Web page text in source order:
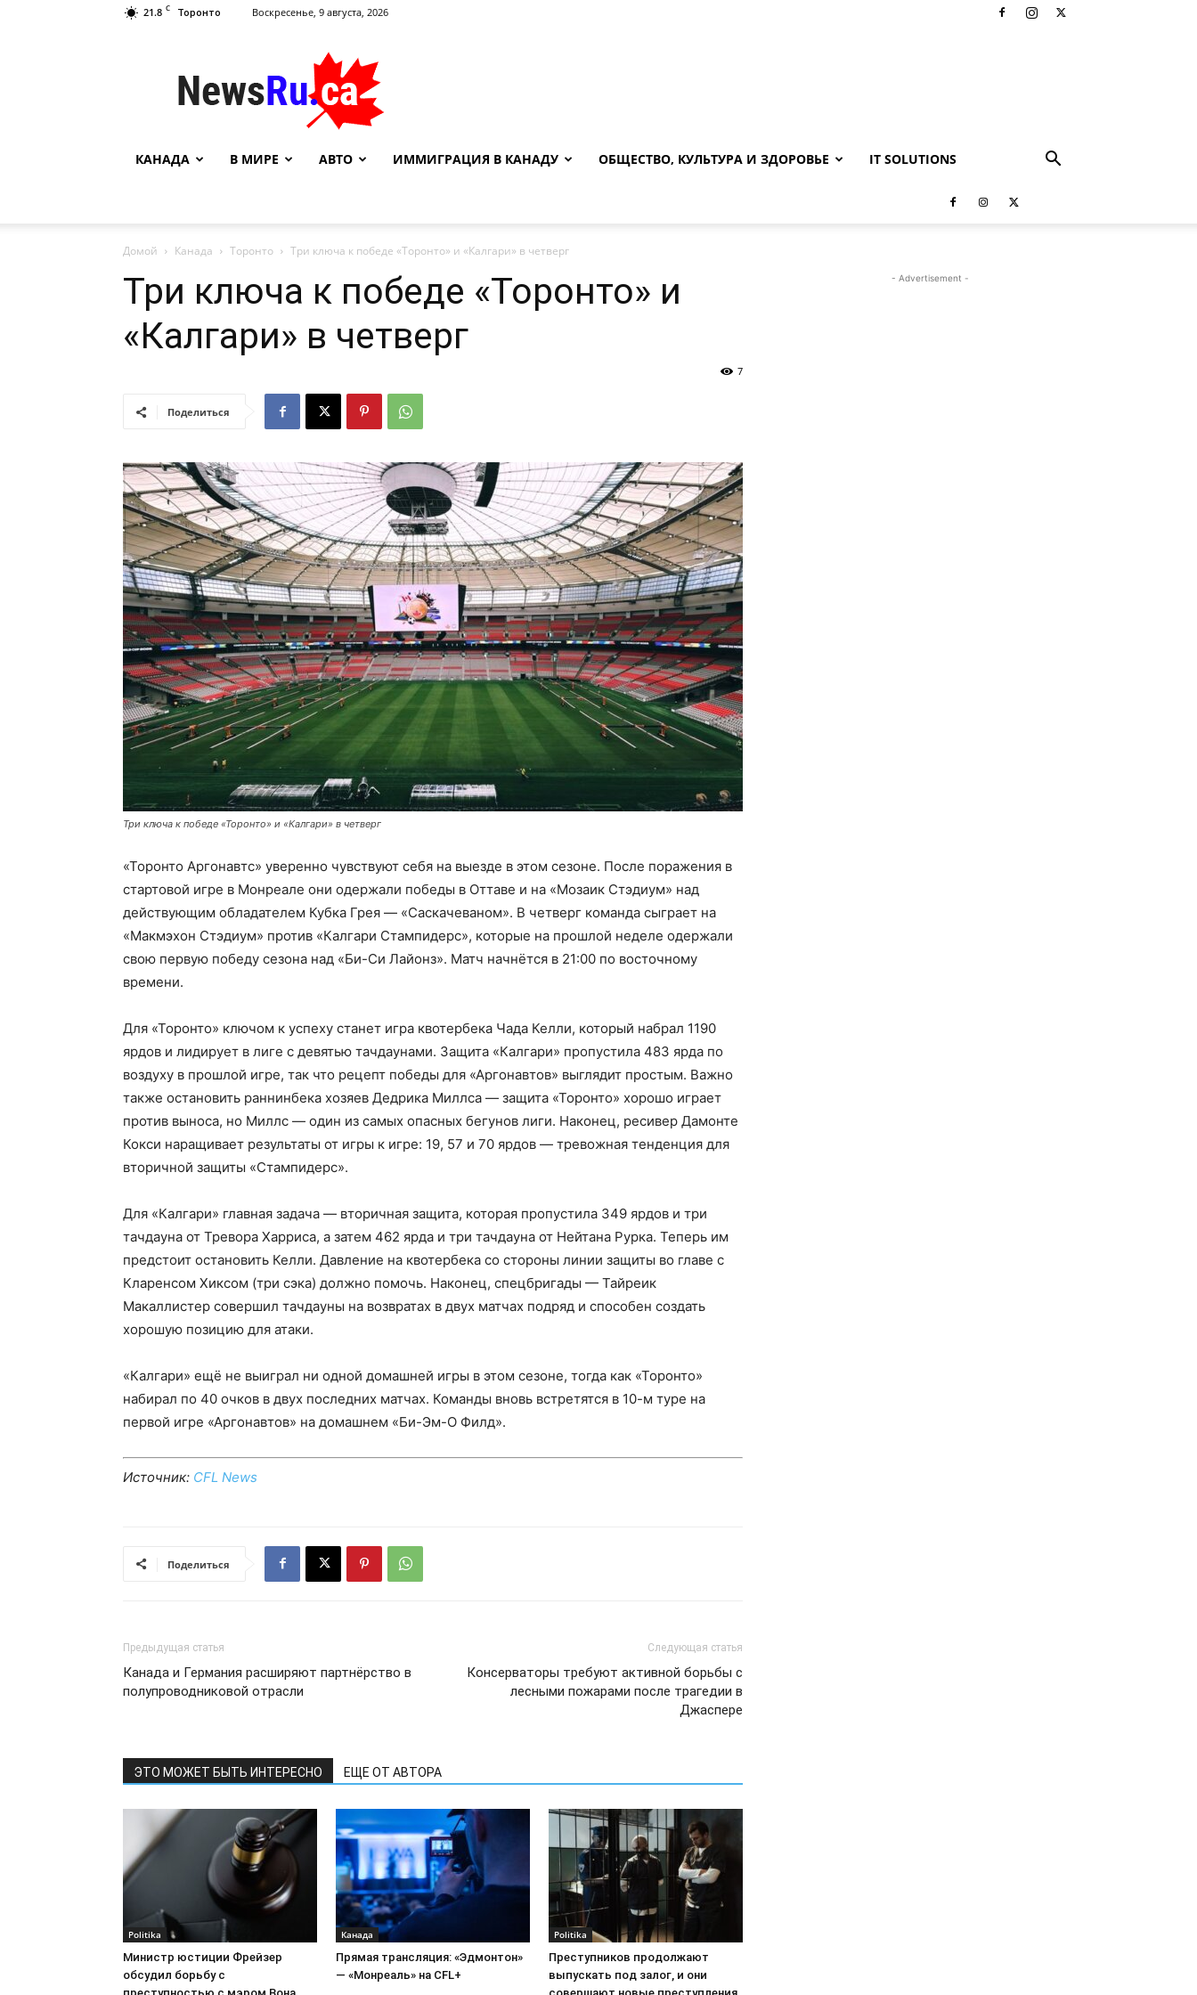
21.8 C Торонто Воскресенье, 9 августа, 2026
NewsRu.Ca
КАНАДА В МИРЕ АВТО ИММИГРАЦИЯ В КАНАДУ ОБЩЕСТВО, КУЛЬТУРА И ЗДОРОВЬЕ IT SOLUTIONS
Домой Канада Торонто Три ключа к победе «Торонто» и «Калгари» в четверг
Три ключа к победе «Торонто» и
«Калгари» в четверг
7
Поделиться
Три ключа к победе «Торонто» и «Калгари» в четверг
«Торонто Аргонавтс» уверенно чувствуют себя на выезде в этом сезоне. После поражения в
стартовой игре в Монреале они одержали победы в Оттаве и на «Мозаик Стэдиум» над
действующим обладателем Кубка Грея — «Саскачеваном». В четверг команда сыграет на
«Макмэхон Стэдиум» против «Калгари Стампидерс», которые на прошлой неделе одержали
свою первую победу сезона над «Би-Си Лайонз». Матч начнётся в 21:00 по восточному
времени.
Для «Торонто» ключом к успеху станет игра квотербека Чада Келли, который набрал 1190
ярдов и лидирует в лиге с девятью тачдаунами. Защита «Калгари» пропустила 483 ярда по
воздуху в прошлой игре, так что рецепт победы для «Аргонавтов» выглядит простым. Важно
также остановить раннинбека хозяев Дедрика Миллса — защита «Торонто» хорошо играет
против выноса, но Миллс — один из самых опасных бегунов лиги. Наконец, ресивер Дамонте
Кокси наращивает результаты от игры к игре: 19, 57 и 70 ярдов — тревожная тенденция для
вторичной защиты «Стампидерс».
Для «Калгари» главная задача — вторичная защита, которая пропустила 349 ярдов и три
тачдауна от Тревора Харриса, а затем 462 ярда и три тачдауна от Нейтана Рурка. Теперь им
предстоит остановить Келли. Давление на квотербека со стороны линии защиты во главе с
Кларенсом Хиксом (три сэка) должно помочь. Наконец, спецбригады — Тайреик
Макаллистер совершил тачдауны на возвратах в двух матчах подряд и способен создать
хорошую позицию для атаки.
«Калгари» ещё не выиграл ни одной домашней игры в этом сезоне, тогда как «Торонто»
набирал по 40 очков в двух последних матчах. Команды вновь встретятся в 10-м туре на
первой игре «Аргонавтов» на домашнем «Би-Эм-О Филд».
Источник: CFL News
Поделиться
Предыдущая статья
Канада и Германия расширяют партнёрство в
полупроводниковой отрасли
Следующая статья
Консерваторы требуют активной борьбы с
лесными пожарами после трагедии в
Джаспере
ЭТО МОЖЕТ БЫТЬ ИНТЕРЕСНО ЕЩЕ ОТ АВТОРА
Politika
Министр юстиции Фрейзер
обсудил борьбу с
преступностью с мэром Вона
Канада
Прямая трансляция: «Эдмонтон»
— «Монреаль» на CFL+
Politika
Преступников продолжают
выпускать под залог, и они
совершают новые преступления
- Advertisement -